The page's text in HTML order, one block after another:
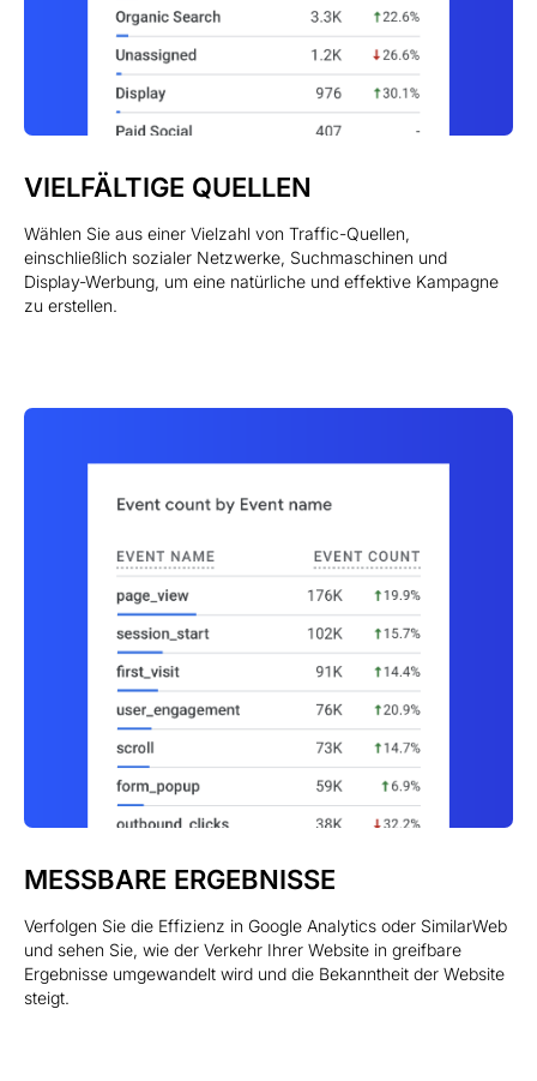
VIELFÄLTIGE QUELLEN
Wählen Sie aus einer Vielzahl von Traffic-Quellen,
einschließlich sozialer Netzwerke, Suchmaschinen und
Display-Werbung, um eine natürliche und effektive Kampagne
zu erstellen.
MESSBARE ERGEBNISSE
Verfolgen Sie die Effizienz in Google Analytics oder SimilarWeb
und sehen Sie, wie der Verkehr Ihrer Website in greifbare
Ergebnisse umgewandelt wird und die Bekanntheit der Website
steigt.